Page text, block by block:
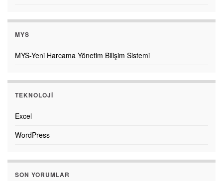
MYS
MYS-Yeni Harcama Yönetim Bilişim Sistemi
TEKNOLOJI
Excel
WordPress
SON YORUMLAR